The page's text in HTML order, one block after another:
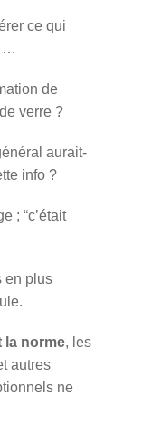
ce qui
…
de
verre ?
aurait-
info ?
; “c’était
en plus
la norme, les
autres
ne